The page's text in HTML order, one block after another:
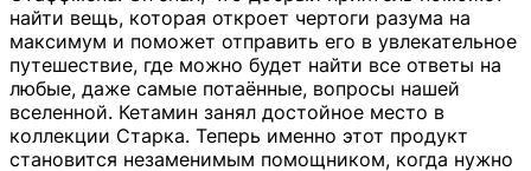
найти вещь, которая откроет чертоги разума на
максимум и поможет отправить его в увлекательное
путешествие, где можно будет найти все ответы на
любые, даже самые потаённые, вопросы нашей
вселенной. Кетамин занял достойное место в
коллекции Старка. Теперь именно этот продукт
становится незаменимым помощником, когда нужно